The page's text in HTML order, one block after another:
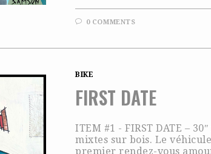
0 COMMENTS
BIKE
FIRST DATE
ITEM #1 - FIRST DATE –
mixtes sur bois. Le
premier rendez-vous